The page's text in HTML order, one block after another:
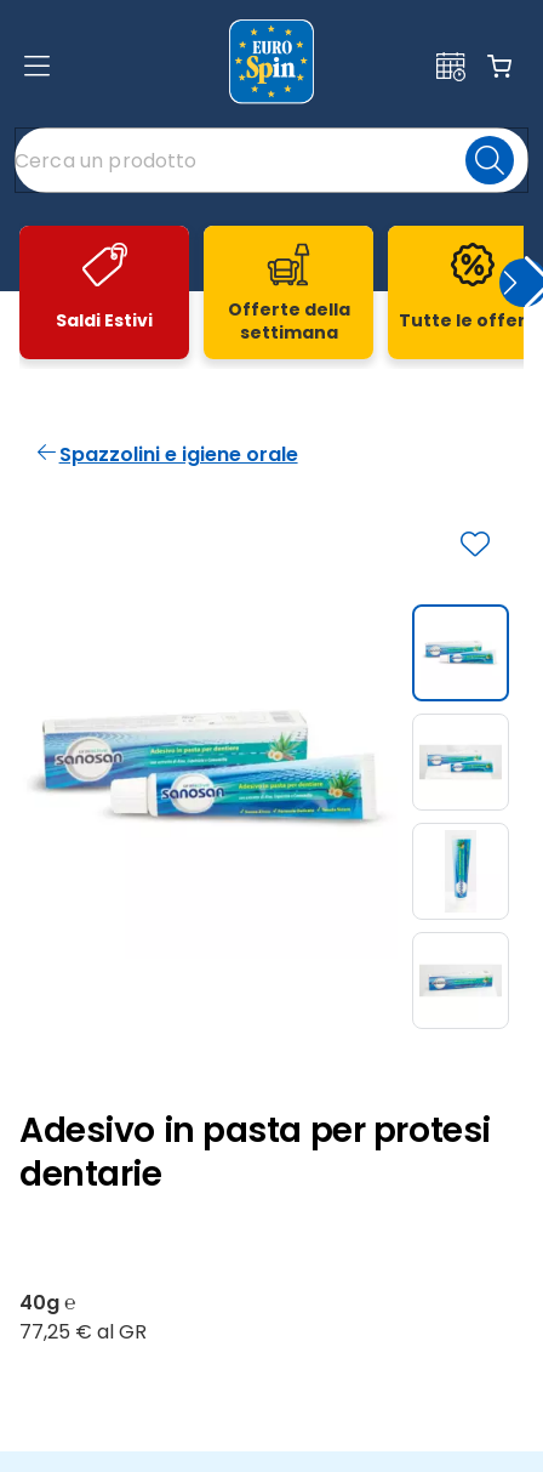
Saldi Estivi
Offerte della
settimana
Tutte le
Spazzolini e igiene orale
Adesivo in pasta per protesi
dentarie
40g ℮
77,25 € al GR